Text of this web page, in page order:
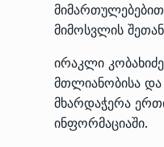
მიმოსვლის
ირაკლი
მთლიანობისა და
მხარდაჭერა
ინფორმაციაში.